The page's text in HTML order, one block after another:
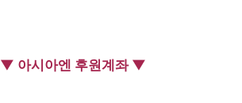
▼ 아시아엔 후원계좌 ▼